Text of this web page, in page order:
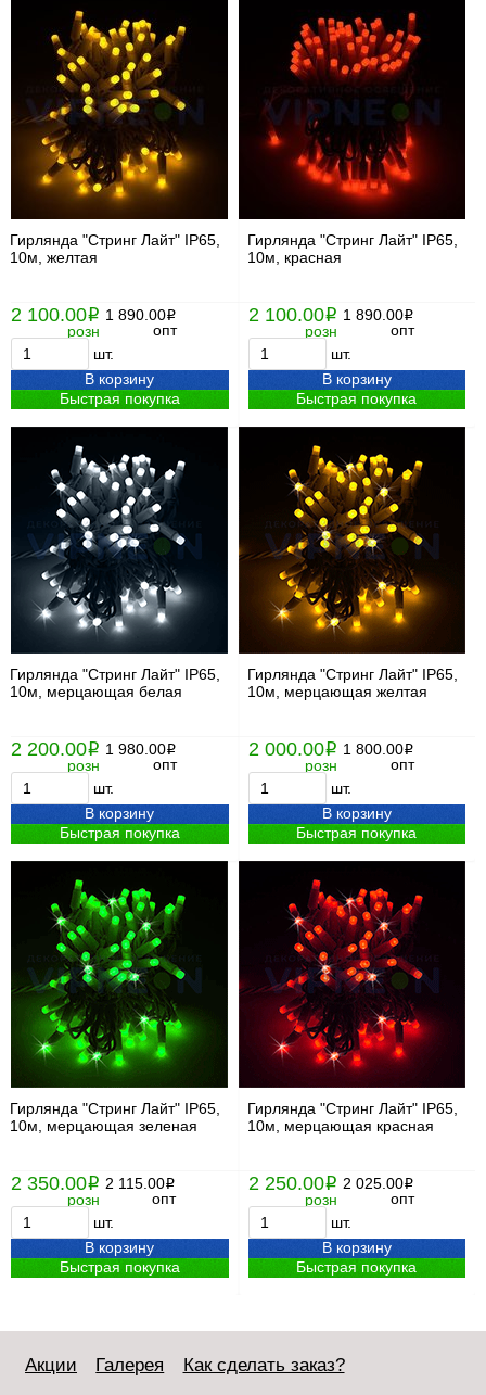
Гирлянда "Стринг Лайт" IP65,
10м, желтая
2 100.00i
розн
1 890.00i
опт
шт.
В корзину
Быстрая покупка
Гирлянда "Стринг Лайт" IP65,
10м, красная
2 100.00i
розн
1 890.00i
опт
шт.
В корзину
Быстрая покупка
Гирлянда "Стринг Лайт" IP65,
10м, мерцающая белая
2 200.00i
розн
1 980.00i
опт
шт.
В корзину
Быстрая покупка
Гирлянда "Стринг Лайт" IP65,
10м, мерцающая желтая
2 000.00i
розн
1 800.00i
опт
шт.
В корзину
Быстрая покупка
Гирлянда "Стринг Лайт" IP65,
10м, мерцающая зеленая
2 350.00i
розн
2 115.00i
опт
шт.
В корзину
Быстрая покупка
Гирлянда "Стринг Лайт" IP65,
10м, мерцающая красная
2 250.00i
розн
2 025.00i
опт
шт.
В корзину
Быстрая покупка
Акции Галерея
Как сделать заказ?